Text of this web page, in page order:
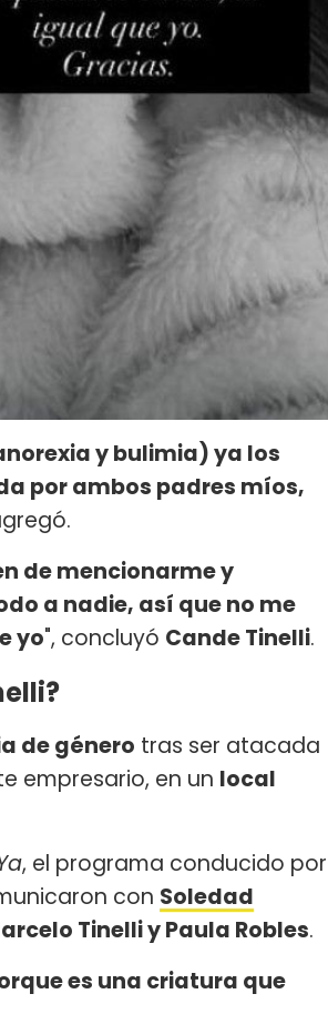
y bulimia) ya los
por ambos padres míos,
de mencionarme y
a nadie, así que no me
yo", concluyó Cande Tinelli.
de género tras ser atacada
empresario, en un local
, el programa conducido por
con Soledad
Tinelli y Paula Robles.
es una criatura que